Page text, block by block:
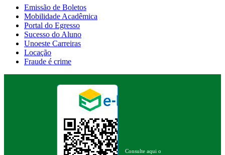
Emissão de Boletos
Mobilidade Acadêmica
Portal do Egresso
Sucesso do Aluno
Unoeste Carreiras
Locação
Fraude é crime
Consulte aqui o